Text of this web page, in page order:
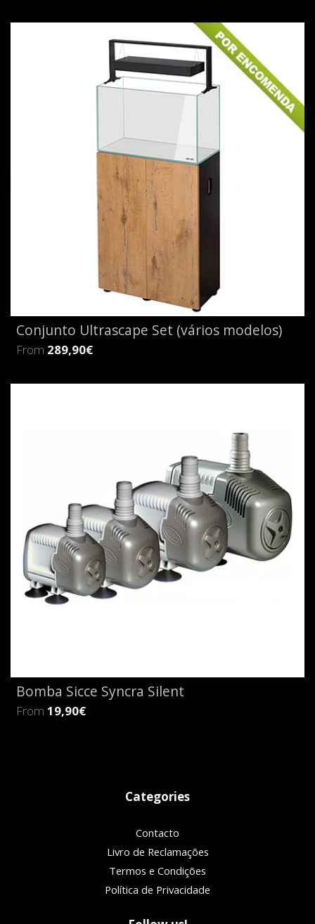
Conjunto Ultrascape Set (vários modelos)
From 289,90€
Bomba Sicce Syncra Silent
From 19,90€
Categories
Contacto
Livro de Reclamações
Termos e Condições
Política de Privacidade